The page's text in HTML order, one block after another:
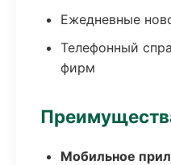
Ежедневные
Телефонный
фирм
Мобильное